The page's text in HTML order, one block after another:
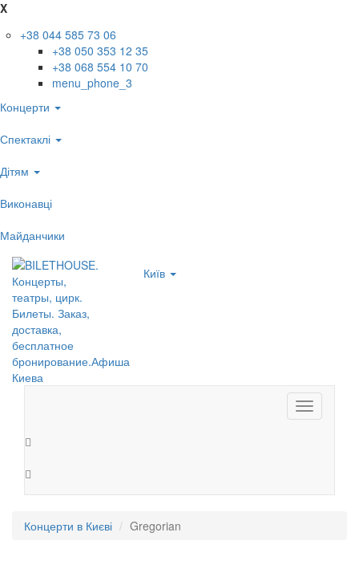
X
+38 044 585 73 06
+38 050 353 12 35
+38 068 554 10 70
menu_phone_3
Концерти
Спектаклі
Дітям
Виконавці
Майданчики
Київ
Toggle
navigation
Концерти в Києві Gregorian